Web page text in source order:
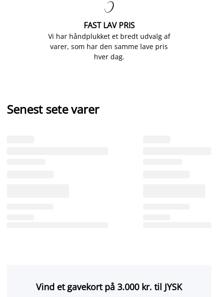

FAST LAV PRIS
Vi har håndplukket et bredt udvalg af
varer, som har den samme lave pris
hver dag.
Senest sete varer
Vind et gavekort på 3.000 kr. til JYSK